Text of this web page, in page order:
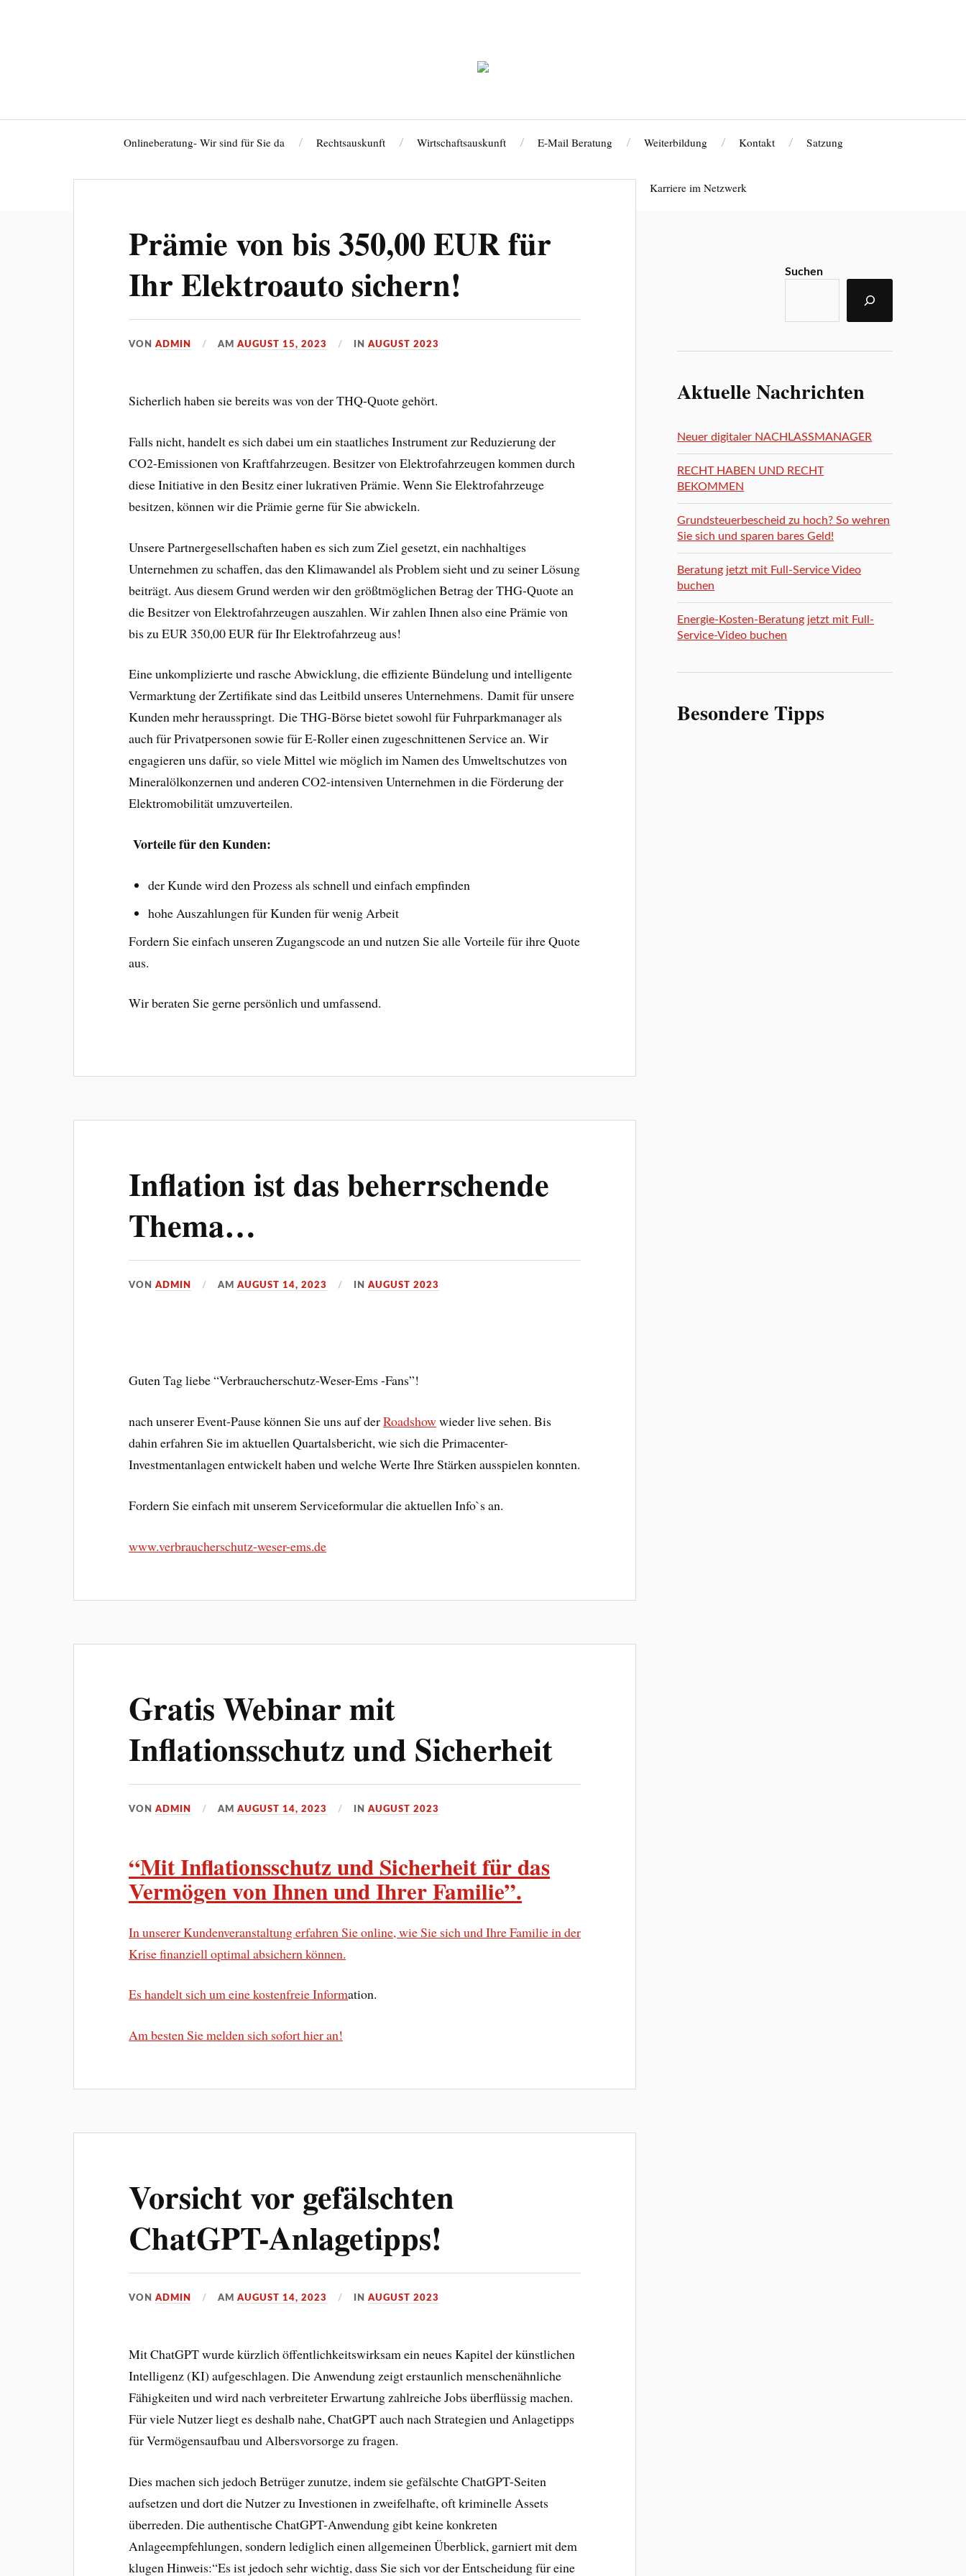
Onlineberatung- Wir sind für Sie da Rechtsauskunft Wirtschaftsauskunft E-Mail Beratung Weiterbildung Kontakt Satzung
Karriere im Netzwerk
Prämie von bis 350,00 EUR für
Ihr Elektroauto sichern!
VONADMIN AMAUGUST 15, 2023 INAUGUST 2023
Sicherlich haben sie bereits was von der THQ-Quote gehört.
Falls nicht, handelt es sich dabei um ein staatliches Instrument zur Reduzierung der
CO2-Emissionen von Kraftfahrzeugen. Besitzer von Elektrofahrzeugen kommen durch
diese Initiative in den Besitz einer lukrativen Prämie. Wenn Sie Elektrofahrzeuge
besitzen, können wir die Prämie gerne für Sie abwickeln.
Unsere Partnergesellschaften haben es sich zum Ziel gesetzt, ein nachhaltiges
Unternehmen zu schaffen, das den Klimawandel als Problem sieht und zu seiner Lösung
beiträgt. Aus diesem Grund werden wir den größtmöglichen Betrag der THG-Quote an
die Besitzer von Elektrofahrzeugen auszahlen. Wir zahlen Ihnen also eine Prämie von
bis zu EUR 350,00 EUR für Ihr Elektrofahrzeug aus!
Eine unkomplizierte und rasche Abwicklung, die effiziente Bündelung und intelligente
Vermarktung der Zertifikate sind das Leitbild unseres Unternehmens. Damit für unsere
Kunden mehr herausspringt. Die THG-Börse bietet sowohl für Fuhrparkmanager als
auch für Privatpersonen sowie für E-Roller einen zugeschnittenen Service an. Wir
engagieren uns dafür, so viele Mittel wie möglich im Namen des Umweltschutzes von
Mineralölkonzernen und anderen CO2-intensiven Unternehmen in die Förderung der
Elektromobilität umzuverteilen.
Vorteile für den Kunden:
der Kunde wird den Prozess als schnell und einfach empfinden
hohe Auszahlungen für Kunden für wenig Arbeit
Fordern Sie einfach unseren Zugangscode an und nutzen Sie alle Vorteile für ihre Quote
aus.
Wir beraten Sie gerne persönlich und umfassend.
Inflation ist das beherrschende
Thema…
VONADMIN AMAUGUST 14, 2023 INAUGUST 2023
Guten Tag liebe “Verbraucherschutz-Weser-Ems -Fans”!
nach unserer Event-Pause können Sie uns auf derRoadshowwieder live sehen. Bis
dahin erfahren Sie im aktuellen Quartalsbericht, wie sich die Primacenter-
Investmentanlagen entwickelt haben und welche Werte Ihre Stärken ausspielen konnten.
Fordern Sie einfach mit unserem Serviceformular die aktuellen Info`s an.
www.verbraucherschutz-weser-ems.de
Gratis Webinar mit
Inflationsschutz und Sicherheit
VONADMIN AMAUGUST 14, 2023 INAUGUST 2023
“Mit Inflationsschutz und Sicherheit für das
Vermögen von Ihnen und Ihrer Familie”.
In unserer Kundenveranstaltung erfahren Sie online, wie Sie sich und Ihre Familie in der
Krise finanziell optimal absichern können.
Es handelt sich um eine kostenfreie Information.
Am besten Sie melden sich sofort hier an!
Vorsicht vor gefälschten
ChatGPT-Anlagetipps!
VONADMIN AMAUGUST 14, 2023 INAUGUST 2023
Mit ChatGPT wurde kürzlich öffentlichkeitswirksam ein neues Kapitel der künstlichen
Intelligenz (KI) aufgeschlagen. Die Anwendung zeigt erstaunlich menschenähnliche
Fähigkeiten und wird nach verbreiteter Erwartung zahlreiche Jobs überflüssig machen.
Für viele Nutzer liegt es deshalb nahe, ChatGPT auch nach Strategien und Anlagetipps
für Vermögensaufbau und Albersvorsorge zu fragen.
Dies machen sich jedoch Betrüger zunutze, indem sie gefälschte ChatGPT-Seiten
aufsetzen und dort die Nutzer zu Investionen in zweifelhafte, oft kriminelle Assets
überreden. Die authentische ChatGPT-Anwendung gibt keine konkreten
Anlageempfehlungen, sondern lediglich einen allgemeinen Überblick, garniert mit dem
klugen Hinweis:“Es ist jedoch sehr wichtig, dass Sie sich vor der Entscheidung für eine
Suchen
Aktuelle Nachrichten
Neuer digitaler NACHLASSMANAGER
RECHT HABEN UND RECHT
BEKOMMEN
Grundsteuerbescheid zu hoch? So wehren
Sie sich und sparen bares Geld!
Beratung jetzt mit Full-Service Video
buchen
Energie-Kosten-Beratung jetzt mit Full-
Service-Video buchen
Besondere Tipps